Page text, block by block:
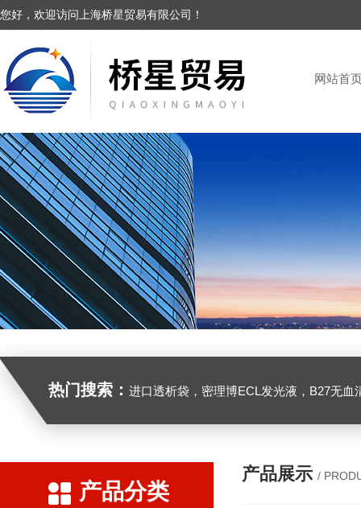
您好，欢迎访问上海桥星贸易有限公司！
网站首
热门搜索： 进口透析袋，密理博ECL发光液，B27无血清培养基，N2培养基，紫外酶标板，Gibco胶原酶，
产品分类
产品展示 /